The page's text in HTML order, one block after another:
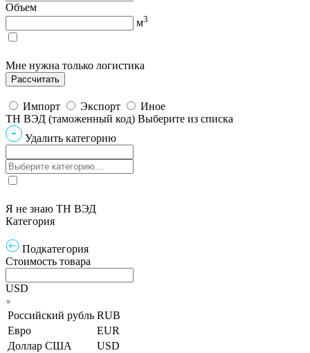
Объем
м3
Мне нужна только логистика
Импорт Экспорт
Иное
ТН ВЭД (таможенный код) Выберите из списка
Удалить категорию
Я не знаю ТН ВЭД
Категория
Подкатегория
Стоимость товара
USD
Российский рубль RUB
Евро
EUR
Доллар США
USD